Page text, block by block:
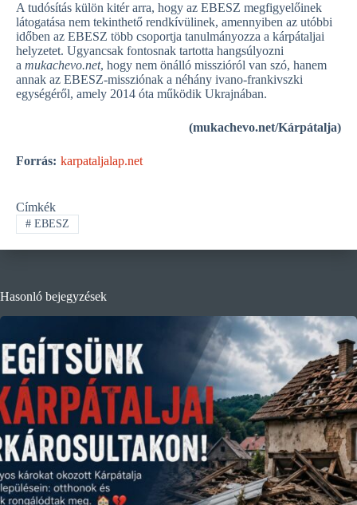
A tudósítás külön kitér arra, hogy az EBESZ megfigyelőinek
látogatása nem tekinthető rendkívülinek, amennyiben az utóbbi
időben az EBESZ több csoportja tanulmányozza a kárpátaljai
helyzetet. Ugyancsak fontosnak tartotta hangsúlyozni
a mukachevo.net, hogy nem önálló misszióról van szó, hanem
annak az EBESZ-missziónak a néhány ivano-frankivszki
egységéről, amely 2014 óta működik Ukrajnában.
(mukachevo.net/Kárpátalja)
Forrás: karpataljalap.net
Címkék
#EBESZ
Hasonló bejegyzések